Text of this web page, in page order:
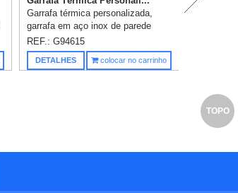
Garrafa térmica personalizada,
garrafa em aço inox de parede
dupla térmica, isolada a vácuo.
Tampa interior com sistema de
botão abre e fecha dando maior i...
REF.: G94615
DETALHES colocar no carrinho
TOPO